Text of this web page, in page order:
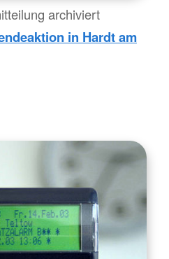
archiviert
in Hardt am